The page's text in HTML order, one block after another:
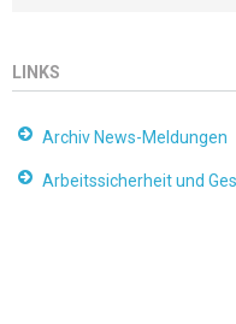
LINKS
Archiv News-Meldungen
Arbeitssicherheit und